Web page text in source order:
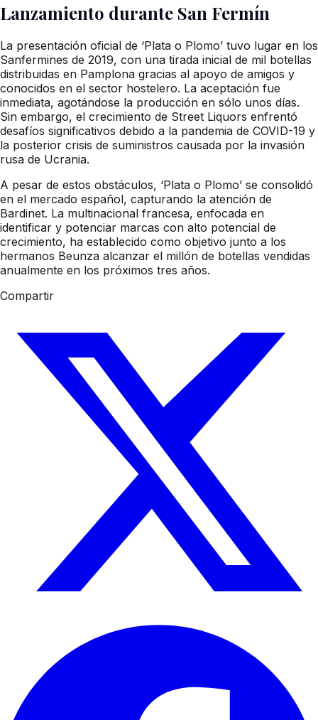
Lanzamiento durante San Fermín
La presentación oficial de ‘Plata o Plomo’ tuvo lugar en los
Sanfermines de 2019, con una tirada inicial de mil botellas
distribuidas en Pamplona gracias al apoyo de amigos y
conocidos en el sector hostelero. La aceptación fue
inmediata, agotándose la producción en sólo unos días.
Sin embargo, el crecimiento de Street Liquors enfrentó
desafíos significativos debido a la pandemia de COVID-19 y
la posterior crisis de suministros causada por la invasión
rusa de Ucrania.
A pesar de estos obstáculos, ‘Plata o Plomo’ se consolidó
en el mercado español, capturando la atención de
Bardinet. La multinacional francesa, enfocada en
identificar y potenciar marcas con alto potencial de
crecimiento, ha establecido como objetivo junto a los
hermanos Beunza alcanzar el millón de botellas vendidas
anualmente en los próximos tres años.
Compartir